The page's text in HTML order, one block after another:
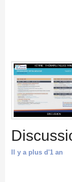
Il y a plus d'1 an